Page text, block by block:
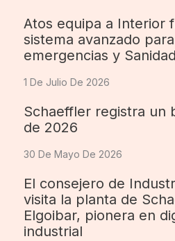
Atos equipa a Interior
sistema avanzado
emergencias y Sanidad
1 De Julio De 2026
Schaeffler registra un
de 2026
30 De Mayo De 2026
El consejero de
visita la planta de
Elgoibar, pionera en
industrial